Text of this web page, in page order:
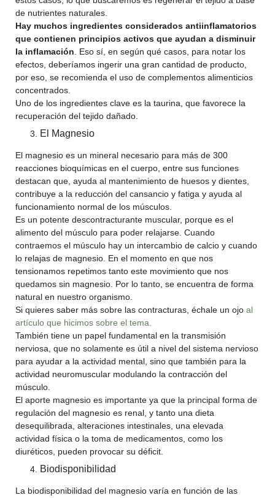
de nutrientes naturales.
Hay muchos ingredientes considerados antiinflamatorios
que contienen principios activos que ayudan a disminuir
la inflamación . Eso sí, en según qué casos, para notar los
efectos, deberíamos ingerir una gran cantidad de producto,
por eso, se recomienda el uso de complementos alimenticios
concentrados.
Uno de los ingredientes clave es la taurina, que favorece la
recuperación del tejido dañado.
El Magnesio
El magnesio es un mineral necesario para más de 300
reacciones bioquímicas en el cuerpo, entre sus funciones
destacan que, ayuda al mantenimiento de huesos y dientes,
contribuye a la reducción del cansancio y fatiga y ayuda al
funcionamiento normal de los músculos.
Es un potente descontracturante muscular, porque es el
alimento del músculo para poder relajarse. Cuando
contraemos el músculo hay un intercambio de calcio y cuando
lo relajas de magnesio. En el momento en que nos
tensionamos repetimos tanto este movimiento que nos
quedamos sin magnesio. Por lo tanto, se encuentra de forma
natural en nuestro organismo.
Si quieres saber más sobre las contracturas, échale un ojo al
artículo que hicimos sobre el tema.
También tiene un papel fundamental en la transmisión
nerviosa, que no solamente es útil a nivel del sistema nervioso
para ayudar a la actividad mental, sino que también para la
actividad neuromuscular modulando la contracción del
músculo.
El aporte magnesio es importante ya que la principal forma de
regulación del magnesio es renal, y tanto una dieta
desequilibrada, alteraciones intestinales, una elevada
actividad física o la toma de medicamentos, como los
diuréticos, pueden provocar su déficit.
Biodisponibilidad
La biodisponibilidad del magnesio varía en función de las